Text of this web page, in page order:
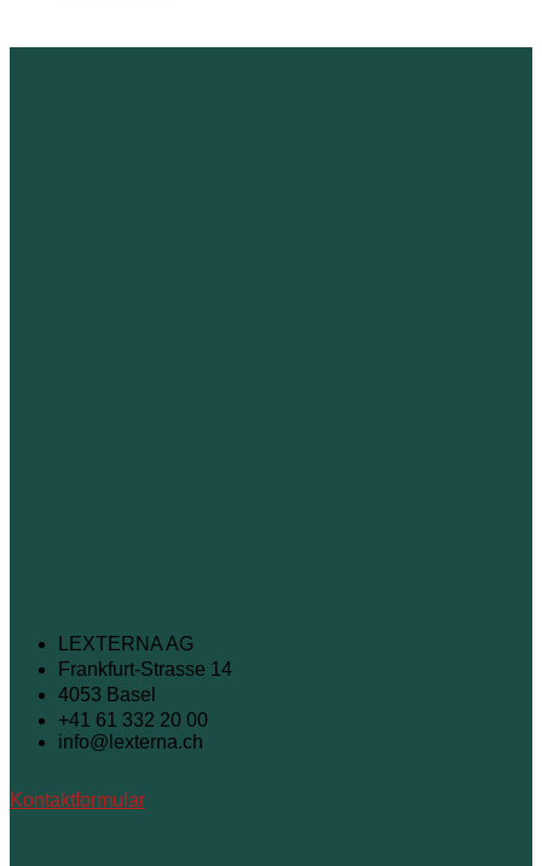
LEXTERNA AG
Frankfurt-Strasse 14
4053 Basel
+41 61 332 20 00
info@lexterna.ch
Kontaktformular